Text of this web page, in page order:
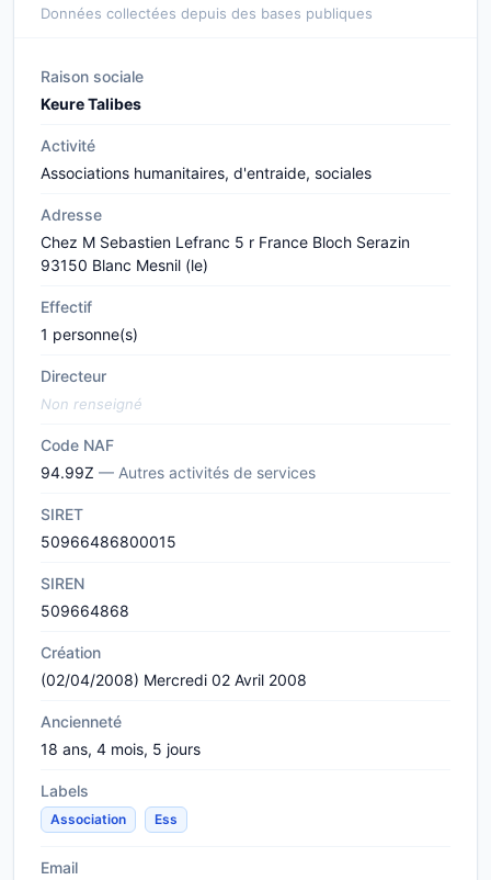
Données collectées depuis des bases publiques
Raison sociale
Keure Talibes
Activité
Associations humanitaires, d'entraide, sociales
Adresse
Chez M Sebastien Lefranc 5 r France Bloch Serazin
93150 Blanc Mesnil (le)
Effectif
1 personne(s)
Directeur
Non renseigné
Code NAF
94.99Z — Autres activités de services
SIRET
50966486800015
SIREN
509664868
Création
(02/04/2008) Mercredi 02 Avril 2008
Ancienneté
18 ans, 4 mois, 5 jours
Labels
Association Ess
Email